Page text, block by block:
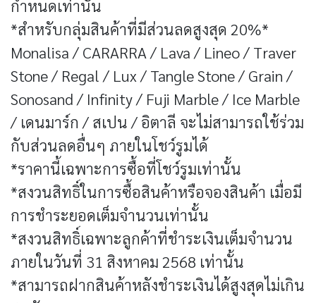
กำหนดเท่านั้น
*สำหรับกลุ่มสินค้าที่มีส่วนลดสูงสุด 20%*
Monalisa / CARARRA / Lava / Lineo / Traver
Stone / Regal / Lux / Tangle Stone / Grain /
Sonosand / Infinity / Fuji Marble / Ice Marble
/ เดนมาร์ก / สเปน / อิตาลี จะไม่สามารถใช้ร่วม
กับส่วนลดอื่นๆ ภายในโชว์รูมได้
*ราคานี้เฉพาะการซื้อที่โชว์รูมเท่านั้น
*สงวนสิทธิ์ในการซื้อสินค้าหรือจองสินค้า เมื่อมี
การชำระยอดเต็มจำนวนเท่านั้น
*สงวนสิทธิ์เฉพาะลูกค้าที่ชำระเงินเต็มจำนวน
ภายในวันที่ 31 สิงหาคม 2568 เท่านั้น
*สามารถฝากสินค้าหลังชำระเงินได้สูงสุดไม่เกิน